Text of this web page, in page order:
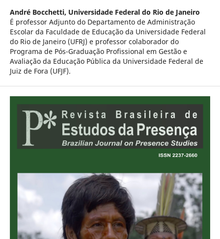
André Bocchetti, Universidade Federal do Rio de Janeiro
É professor Adjunto do Departamento de Administração
Escolar da Faculdade de Educação da Universidade Federal
do Rio de Janeiro (UFRJ) e professor colaborador do
Programa de Pós-Graduação Profissional em Gestão e
Avaliação da Educação Pública da Universidade Federal de
Juiz de Fora (UFJF).